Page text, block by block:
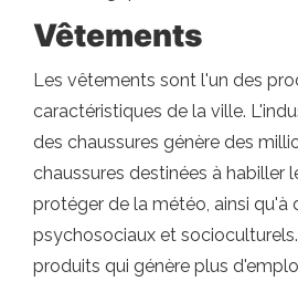
Vêtements
Les vêtements sont l'un des
caractéristiques de la ville.
des chaussures génère des
chaussures destinées à habiller
protéger de la météo, ainsi qu'à
psychosociaux et
produits qui génère plus